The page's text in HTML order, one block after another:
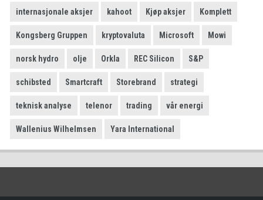
internasjonale aksjer kahoot Kjøp aksjer Komplett
Kongsberg Gruppen kryptovaluta Microsoft Mowi
norsk hydro olje Orkla REC Silicon S&P
schibsted Smartcraft Storebrand strategi
teknisk analyse telenor trading vår energi
Wallenius Wilhelmsen Yara International